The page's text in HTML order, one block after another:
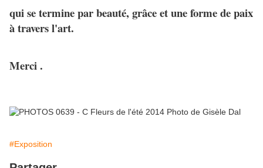
qui se termine par beauté, grâce et une forme de paix
à travers l'art.
Merci .
#Exposition